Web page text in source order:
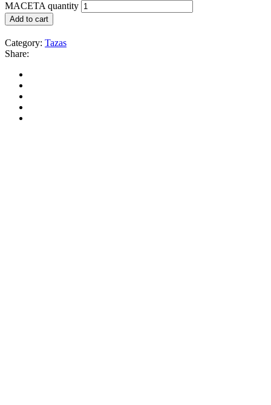
MACETA quantity
Add to cart
Category: Tazas
Share: